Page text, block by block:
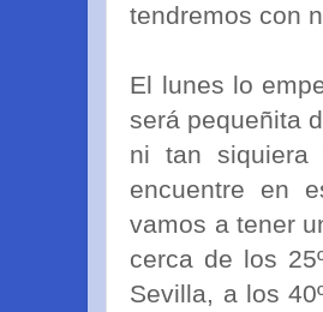
tendremos con
El lunes lo
será pequeñita
ni tan siquiera
encuentre en
vamos a tener
cerca de los
Sevilla, a los